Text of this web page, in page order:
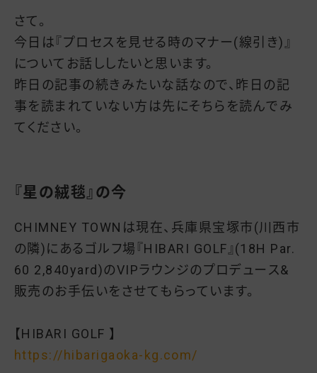
さて。
今日は『プロセスを見せる時のマナー(線引き)』
についてお話ししたいと思います。
昨日の記事の続きみたいな話なので、昨日の記
事を読まれていない方は先にそちらを読んでみ
てください。
『星の絨毯』の今
CHIMNEY TOWNは現在、兵庫県宝塚市(川西市
の隣)にあるゴルフ場『HIBARI GOLF』(18H Par.
60 2,840yard)のVIPラウンジのプロデュース&
販売のお手伝いをさせてもらっています。
【HIBARI GOLF 】
https://hibarigaoka-kg.com/